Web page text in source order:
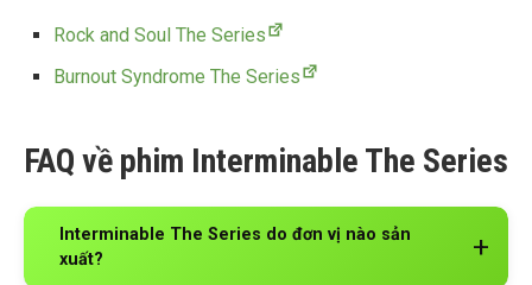
Rock and Soul The Series
Burnout Syndrome The Series
FAQ về phim Interminable The Series
Interminable The Series do đơn vị nào sản
xuất?